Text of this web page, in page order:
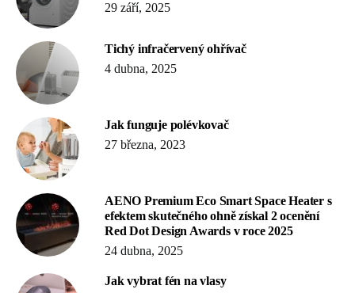
29 září, 2025
Tichý infračervený ohřívač
4 dubna, 2025
Jak funguje polévkovač
27 března, 2023
AENO Premium Eco Smart Space Heater s
efektem skutečného ohně získal 2 ocenění
Red Dot Design Awards v roce 2025
24 dubna, 2025
Jak vybrat fén na vlasy